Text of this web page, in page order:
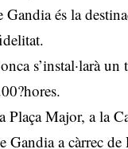
és la
s’instal·larà
Plaça Major, a la
a càrrec de